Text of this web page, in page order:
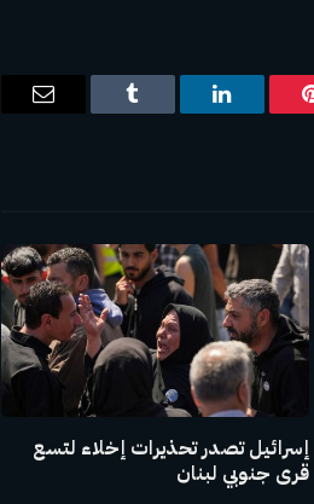
بينتيريستلينكدإن Tumblr
البريد
إسرائيل تصدر تحذيرات إخلاء لتسع
قرى جنوبي لبنان